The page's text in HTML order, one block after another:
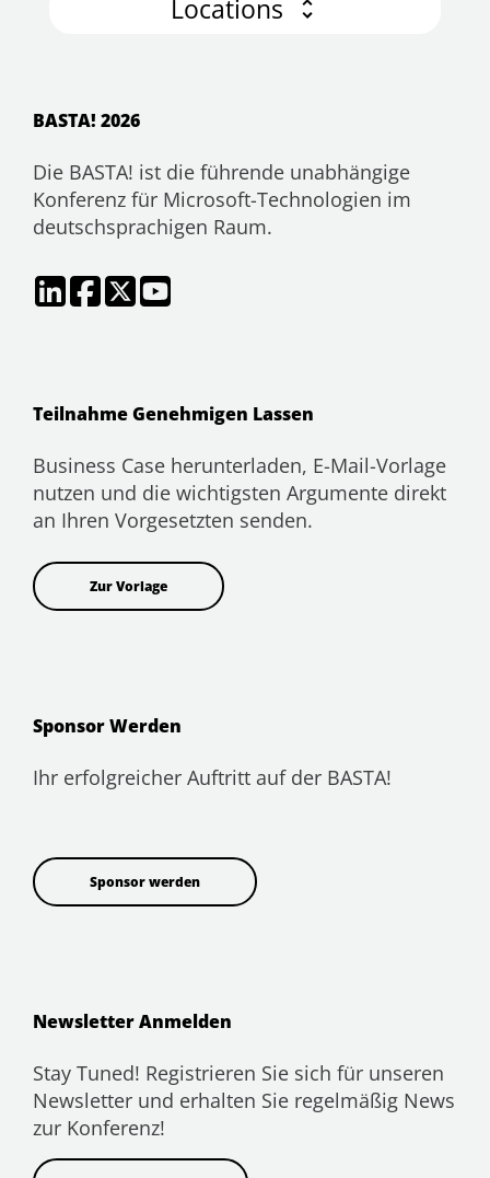
Locations
BASTA! 2026
Die BASTA! ist die führende unabhängige
Konferenz für Microsoft-Technologien im
deutschsprachigen Raum.
Teilnahme Genehmigen Lassen
Business Case herunterladen, E-Mail-Vorlage
nutzen und die wichtigsten Argumente direkt
an Ihren Vorgesetzten senden.
Zur Vorlage
Sponsor Werden
Ihr erfolgreicher Auftritt auf der BASTA!
Sponsor werden
Newsletter Anmelden
Stay Tuned! Registrieren Sie sich für unseren
Newsletter und erhalten Sie regelmäßig News
zur Konferenz!